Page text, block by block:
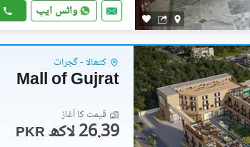
واٹس ایپ
کتھالا - گجرات
Mall of Gujrat
قیمت کا آغاز
PKR 26.39 لاکھ